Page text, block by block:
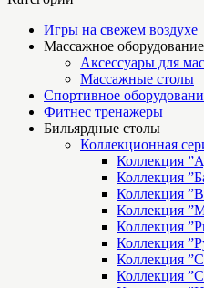
Игры на свежем воздухе
Массажное оборудование
Аксессуары для
Массажные столы
Спортивное
Фитнес тренажеры
Бильярдные столы
Коллекционная
Коллекция
Коллекция
Коллекция
Коллекция
Коллекция
Коллекция
Коллекция
Коллекция